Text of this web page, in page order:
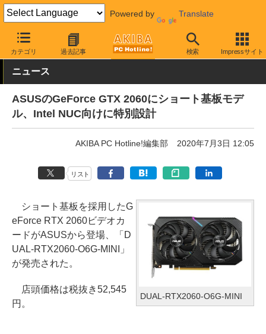
Powered by Translate
カテゴリ 過去記事 検索 Impressサイト
AKIBA PC Hotline! PCパーツ ビデオカード（グラフィックボード
ニュース
ASUSのGeForce GTX 2060にショート基板モデ
ル、Intel NUC向けに特別設計
AKIBA PC Hotline!編集部 2020年7月3日 12:05
リスト
DUAL-RTX2060-O6G-MINI
ショート基板を採用したG
eForce RTX 2060ビデオカ
ードがASUSから登場、「D
UAL-RTX2060-O6G-MINI」
が発売された。
店頭価格は税抜き52,545
円。